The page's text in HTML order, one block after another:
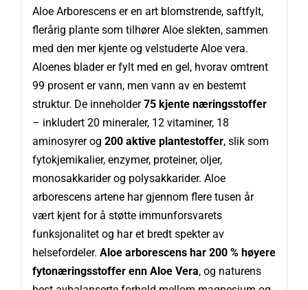
Aloe Arborescens er en art blomstrende, saftfylt,
flerårig plante som tilhører Aloe slekten, sammen
med den mer kjente og velstuderte Aloe vera.
Aloenes blader er fylt med en gel, hvorav omtrent
99 prosent er vann, men vann av en bestemt
struktur. De inneholder75 kjente næringsstoffer
– inkludert 20 mineraler, 12 vitaminer, 18
aminosyrer og 200 aktive plantestoffer, slik som
fytokjemikalier, enzymer, proteiner, oljer,
monosakkarider og polysakkarider. Aloe
arborescens artene har gjennom flere tusen år
vært kjent for å støtte immunforsvarets
funksjonalitet og har et bredt spekter av
helsefordeler. Aloe arborescens har 200 % høyere
fytonæringsstoffer enn Aloe Vera, og naturens